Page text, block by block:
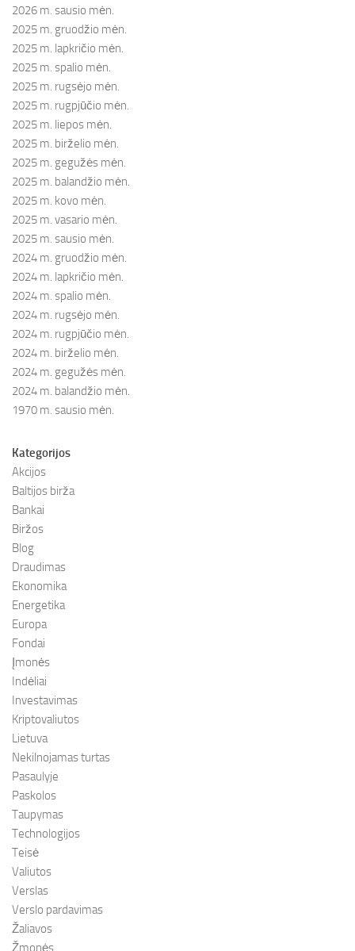
2026 m. sausio mėn.
2025 m. gruodžio mėn.
2025 m. lapkričio mėn.
2025 m. spalio mėn.
2025 m. rugsėjo mėn.
2025 m. rugpjūčio mėn.
2025 m. liepos mėn.
2025 m. birželio mėn.
2025 m. gegužės mėn.
2025 m. balandžio mėn.
2025 m. kovo mėn.
2025 m. vasario mėn.
2025 m. sausio mėn.
2024 m. gruodžio mėn.
2024 m. lapkričio mėn.
2024 m. spalio mėn.
2024 m. rugsėjo mėn.
2024 m. rugpjūčio mėn.
2024 m. birželio mėn.
2024 m. gegužės mėn.
2024 m. balandžio mėn.
1970 m. sausio mėn.
Kategorijos
Akcijos
Baltijos birža
Bankai
Biržos
Blog
Draudimas
Ekonomika
Energetika
Europa
Fondai
Įmonės
Indėliai
Investavimas
Kriptovaliutos
Lietuva
Nekilnojamas turtas
Pasaulyje
Paskolos
Taupymas
Technologijos
Teisė
Valiutos
Verslas
Verslo pardavimas
Žaliavos
Žmonės